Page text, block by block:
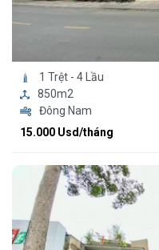
1 Trệt - 4 Lầu
850m2
Đông Nam
15.000 Usd/tháng